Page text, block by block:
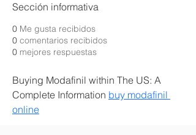
Sección informativa
0 Me gusta recibidos
0 comentarios recibidos
0 mejores respuestas
Buying Modafinil within The US: A
Complete Information buy modafinil
online